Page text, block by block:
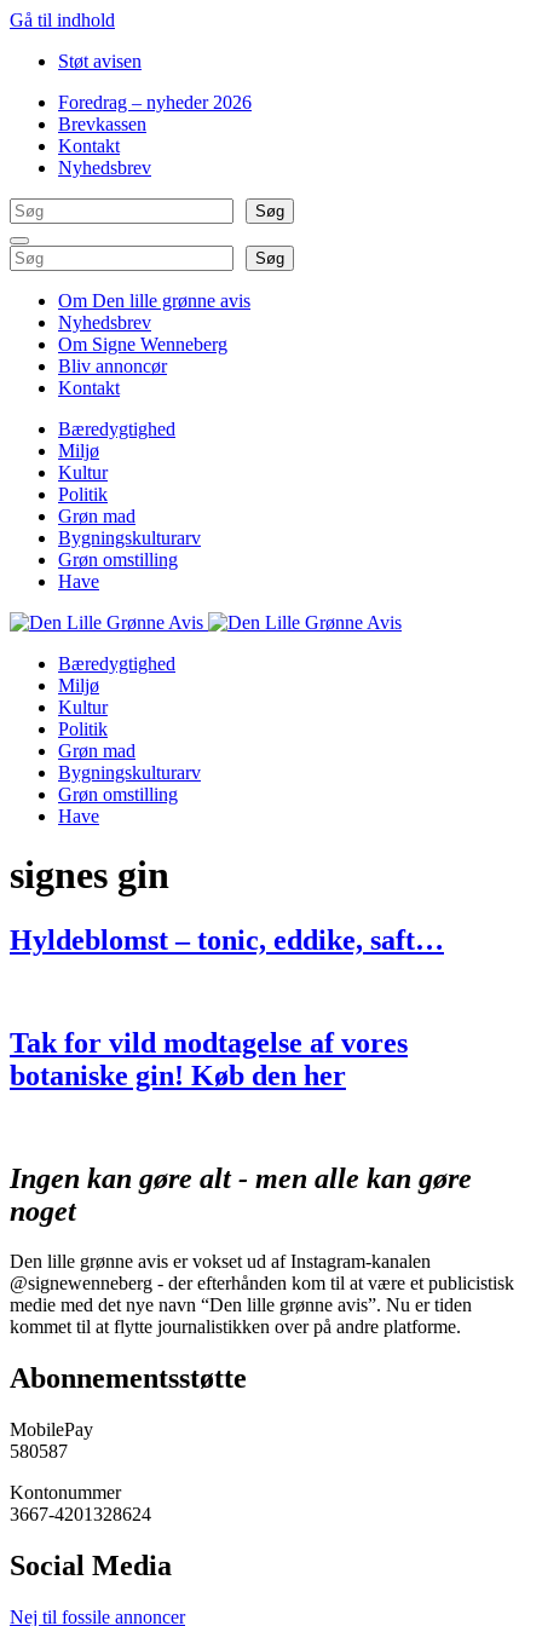
Gå til indhold
Støt avisen
Foredrag – nyheder 2026
Brevkassen
Kontakt
Nyhedsbrev
Søg
Søg
Søg Søg
Om Den lille grønne avis
Nyhedsbrev
Om Signe Wenneberg
Bliv annoncør
Kontakt
Bæredygtighed
Miljø
Kultur
Politik
Grøn mad
Bygningskulturarv
Grøn omstilling
Have
Bæredygtighed
Miljø
Kultur
Politik
Grøn mad
Bygningskulturarv
Grøn omstilling
Have
signes gin
Hyldeblomst – tonic, eddike, saft…
Tak for vild modtagelse af vores
botaniske gin! Køb den her
Ingen kan gøre alt - men alle kan gøre
noget
Den lille grønne avis er vokset ud af Instagram-kanalen
@signewenneberg - der efterhånden kom til at være et publicistisk
medie med det nye navn “Den lille grønne avis”. Nu er tiden
kommet til at flytte journalistikken over på andre platforme.
Abonnementsstøtte
MobilePay
580587
Kontonummer
3667-4201328624
Social Media
Nej til fossile annoncer